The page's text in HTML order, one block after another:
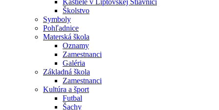
Kaštiele v Liptovskej Štiavnici
Školstvo
Symboly
Pohľadnice
Materská škola
Oznamy
Zamestnanci
Galéria
Základná škola
Zamestnanci
Kultúra a šport
Futbal
Šachy